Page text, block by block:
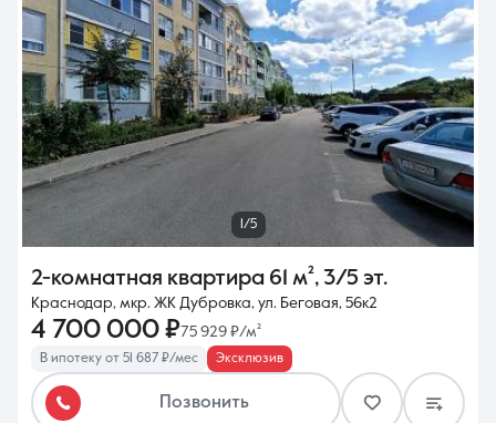
1/5
2-комнатная квартира 61 м², 3/5 эт.
Краснодар, мкр. ЖК Дубровка, ул. Беговая, 56к2
4 700 000 ₽75 929 ₽/м²
В ипотеку от 51 687 ₽/мес Эксклюзив
Позвонить